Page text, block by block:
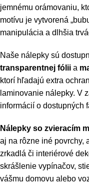
jemnému orámovaniu,
motívu je vytvorená
manipulácia a dlhšia
Naše nálepky sú
transparentnej fólii a
ktorí hľadajú extra
laminovanie nálepky. V
informácií o dostupných
Nálepky so zvieracím
aj na rôzne iné povrchy,
zrkadlá či interiérové
skrášlenie vypínačov,
vášmu domovu alebo